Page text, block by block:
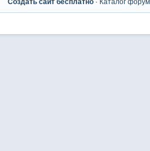
Создать сайт бесплатно · Каталог